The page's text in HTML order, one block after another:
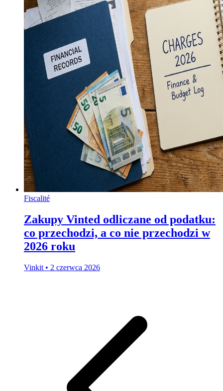
Fiscalité
Zakupy Vinted odliczane od podatku:
co przechodzi, a co nie przechodzi w
2026 roku
Vinkit • 2 czerwca 2026